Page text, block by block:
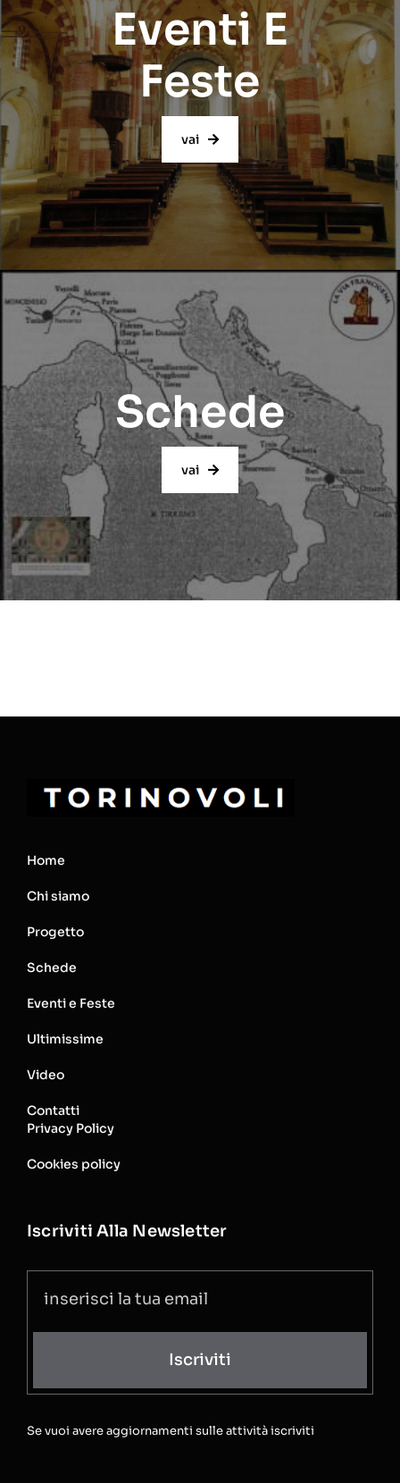
Eventi E
Feste
vai
Schede
vai
Home
Chi siamo
Progetto
Schede
Eventi e Feste
Ultimissime
Video
Contatti
Privacy Policy
Cookies policy
Iscriviti Alla Newsletter
Iscriviti
Se vuoi avere aggiornamenti sulle attività iscriviti